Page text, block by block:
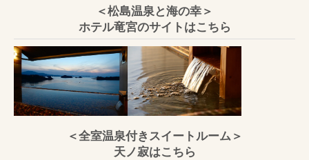
＜松島温泉と海の幸＞
ホテル竜宮のサイトはこちら
＜全室温泉付きスイートルーム＞
天ノ寂はこちら